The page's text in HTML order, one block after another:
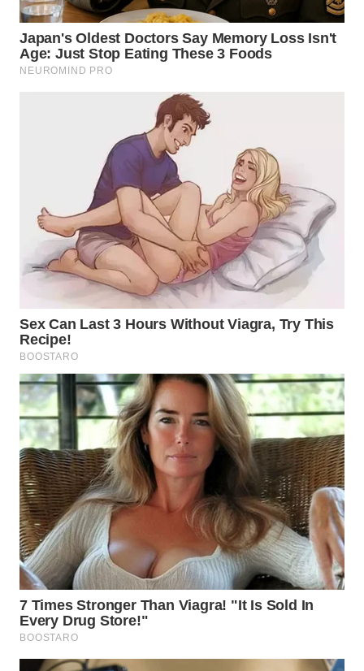
WN
MALUKU
WN
DANAU
TOBA
WN
NIAS
WN
LANGKAT
WN
TAPANULI
SELATAN
WN
TANJUNG
LESUNG
WN
KARO
WN
SIMALUNGUN